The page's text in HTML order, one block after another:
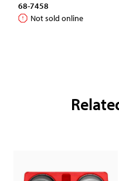
68-7458
Not sold online